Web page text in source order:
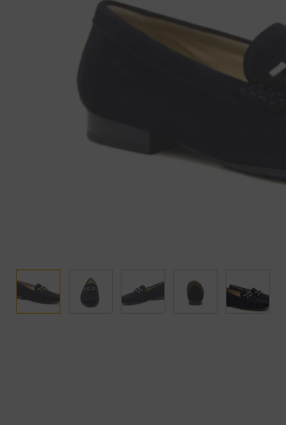
Verbandschoenen (externe website)
Meindl